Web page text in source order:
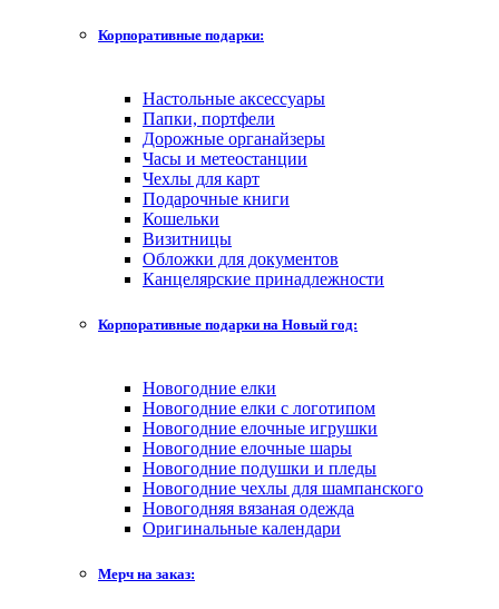
Корпоративные подарки:
Настольные аксессуары
Папки, портфели
Дорожные органайзеры
Часы и метеостанции
Чехлы для карт
Подарочные книги
Кошельки
Визитницы
Обложки для документов
Канцелярские принадлежности
Корпоративные подарки на Новый год:
Новогодние елки
Новогодние елки с логотипом
Новогодние елочные игрушки
Новогодние елочные шары
Новогодние подушки и пледы
Новогодние чехлы для шампанского
Новогодняя вязаная одежда
Оригинальные календари
Мерч на заказ: